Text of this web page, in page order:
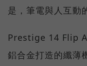
是，筆電與人互動
Prestige 14 Flip
鋁合金打造的纖薄